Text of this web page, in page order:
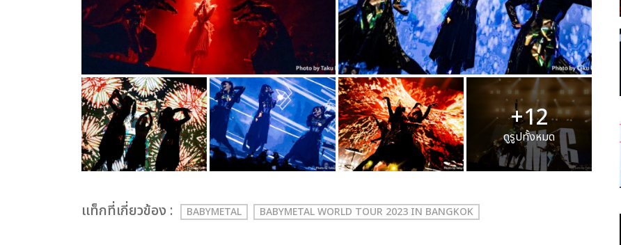
+12
ดูรูปทั้งหมด
เเท็กที่เกี่ยวข้อง : BABYMETAL BABYMETAL WORLD TOUR 2023 IN BANGKOK